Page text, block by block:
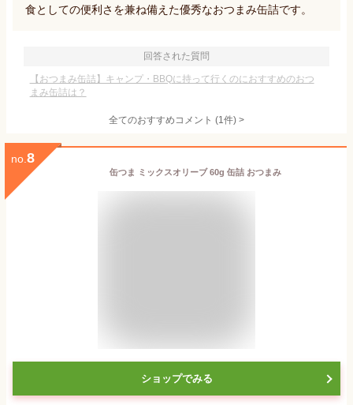
食としての便利さを兼ね備えた優秀なおつまみ缶詰です。
回答された質問
【おつまみ缶詰】キャンプ・BBQに持って行くのにおすすめのおつ
まみ缶詰は？
全てのおすすめコメント (1件) >
no. 8
缶つま ミックスオリーブ 60g 缶詰 おつまみ
ショップでみる